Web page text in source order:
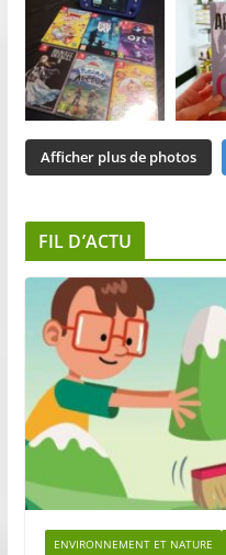
Afficher plus de photos
FIL D’ACTU
ENVIRONNEMENT ET NATURE